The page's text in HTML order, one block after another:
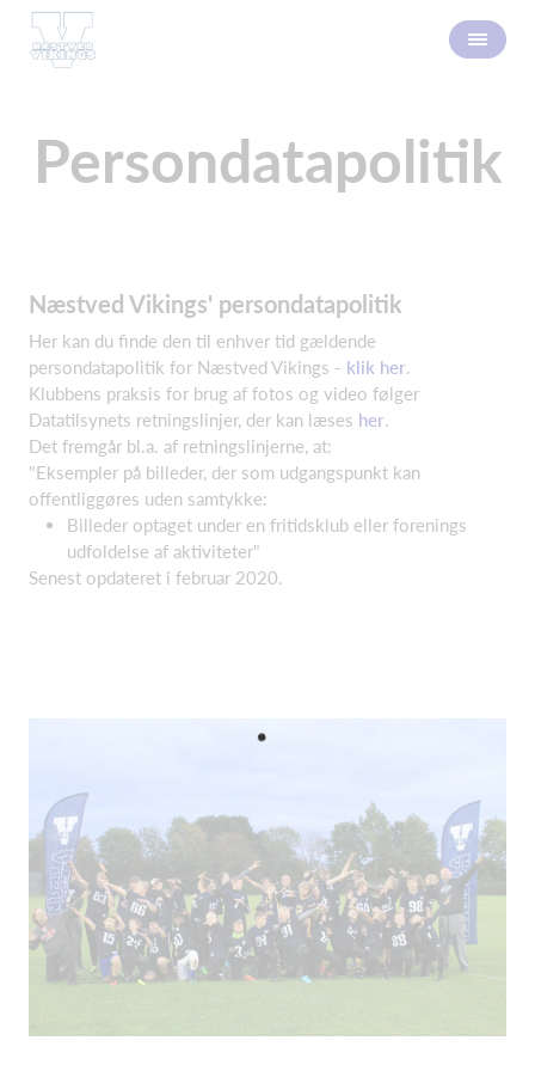
Persondatapolitik
Næstved Vikings' persondatapolitik
Her kan du finde den til enhver tid gældende
persondatapolitik for Næstved Vikings - klik her.
Klubbens praksis for brug af fotos og video følger
Datatilsynets retningslinjer, der kan læses her.
Det fremgår bl.a. af retningslinjerne, at:
"Eksempler på billeder, der som udgangspunkt kan
offentliggøres uden samtykke:
Billeder optaget under en fritidsklub eller forenings
udfoldelse af aktiviteter"
Senest opdateret i februar 2020.